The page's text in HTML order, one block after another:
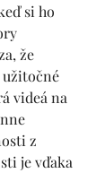
si ho
že
videá na
z
je vďaka